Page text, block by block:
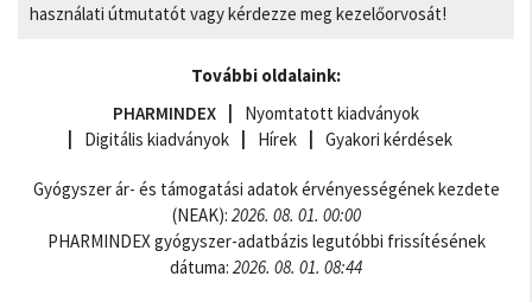
használati útmutatót vagy kérdezze meg kezelőorvosát!
További oldalaink:
PHARMINDEX
Nyomtatott kiadványok
Digitális kiadványok
Hírek Gyakori kérdések
Gyógyszer ár- és támogatási adatok érvényességének kezdete
(NEAK): 2026. 08. 01. 00:00
PHARMINDEX gyógyszer-adatbázis legutóbbi frissítésének
dátuma: 2026. 08. 01. 08:44